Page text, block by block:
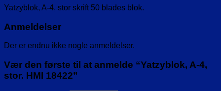
Yatzyblok, A-4, stor skrift 50 blades blok.
Anmeldelser
Der er endnu ikke nogle anmeldelser.
Vær den første til at anmelde “Yatzyblok, A-4,
stor. HMI 18422”